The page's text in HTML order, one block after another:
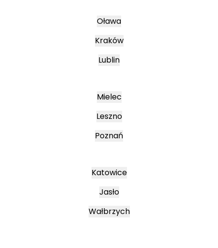
Oława
Kraków
Lublin
Mielec
Leszno
Poznań
Katowice
Jasło
Wałbrzych